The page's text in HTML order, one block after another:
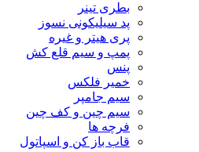
بطری تینر
پد سیلیکونی نسوز
پری هیتر و غیره
پمپ و سیم قلع کش
پنس
خمیر فلکس
سیم جامپر
سیم چین و کف چین
فرچه ها
قاب باز کن و اسپاتول